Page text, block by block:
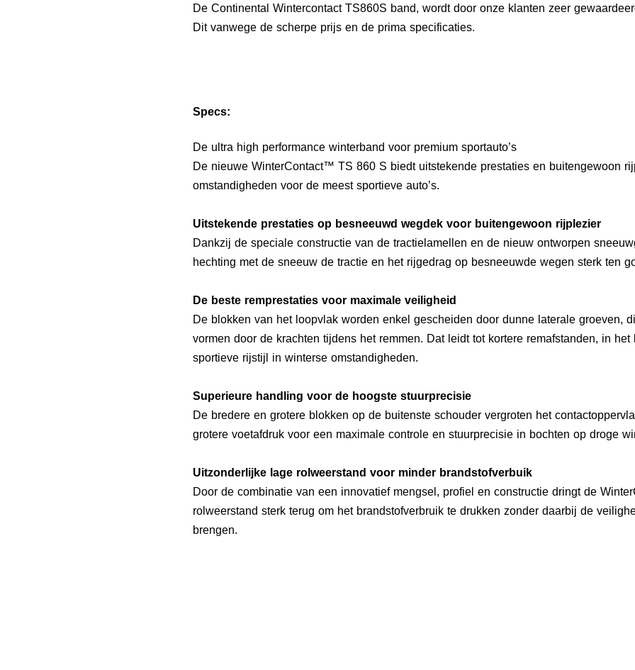
De Continental Wintercontact TS860S band, wordt door onze klanten zeer
Dit vanwege de scherpe prijs en de prima specificaties.
Specs:
De ultra high performance winterband voor premium sportauto’s
De nieuwe WinterContact™ TS 860 S biedt uitstekende prestaties en buitengewoon
omstandigheden voor de meest sportieve auto’s.
Uitstekende prestaties op besneeuwd wegdek voor buitengewoon rijplezier
Dankzij de speciale constructie van de tractielamellen en de nieuw ontworpen
hechting met de sneeuw de tractie en het rijgedrag op besneeuwde wegen sterk ten
De beste remprestaties voor maximale veiligheid
De blokken van het loopvlak worden enkel gescheiden door dunne laterale groeven,
vormen door de krachten tijdens het remmen. Dat leidt tot kortere remafstanden, in
sportieve rijstijl in winterse omstandigheden.
Superieure handling voor de hoogste stuurprecisie
De bredere en grotere blokken op de buitenste schouder vergroten het
grotere voetafdruk voor een maximale controle en stuurprecisie in bochten op droge
Uitzonderlijke lage rolweerstand voor minder brandstofverbuik
Door de combinatie van een innovatief mengsel, profiel en constructie dringt de
rolweerstand sterk terug om het brandstofverbruik te drukken zonder daarbij de
brengen.